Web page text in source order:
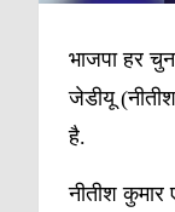
भाजपा हर
जेडीयू
है.
नीतीश कुमार